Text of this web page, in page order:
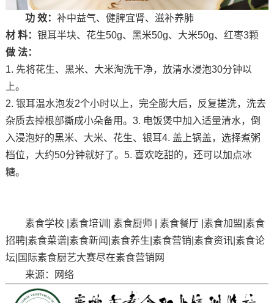
功 效： 补中益气、健脾宜肾、滋补养肺
材 料： 银耳半块、花生50g、黑米50g、大米50g、红枣3颗
做 法：
1. 先将花生、黑米、大米淘洗干净，放清水浸泡30分钟以
上。
2. 银耳温水泡发2个小时以上，完全膨大后，反复搓洗，洗去
杂质去掉根部撕成小朵备用。3. 电饭煲中加入适量清水，倒
入浸泡好的黑米、大米、花生、银耳4. 盖上锅盖，选择煮粥
档位，大约50分钟就好了。5. 喜欢吃甜的，还可以加点冰
糖。
素食学校 |素食培训| 素食厨师 | 素食餐厅 |素食加盟|素食
招聘|素食菜谱|素食新闻|素食养生|素食营销|素食资讯|素食论
坛|国际素食厨艺大赛尽在素食营销网
来源：网络